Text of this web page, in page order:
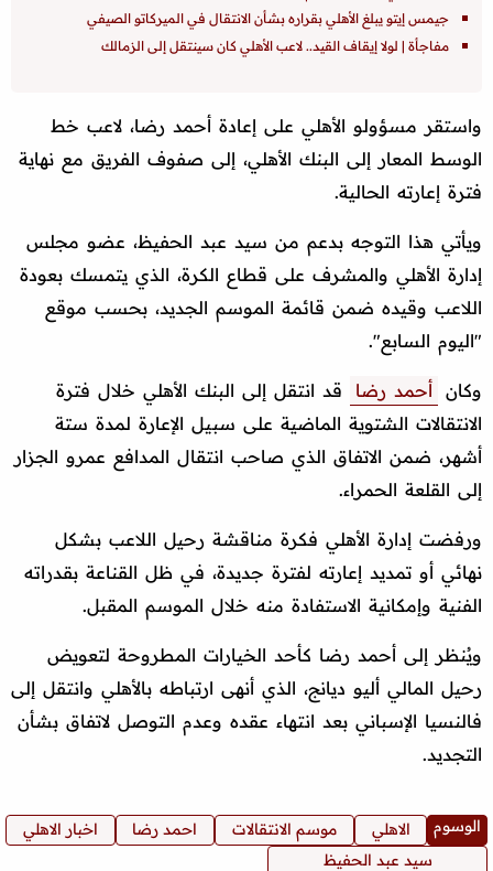
جيمس إيتو يبلغ الأهلي بقراره بشأن الانتقال في الميركاتو الصيفي
مفاجأة | لولا إيقاف القيد.. لاعب الأهلي كان سينتقل إلى الزمالك
واستقر مسؤولو الأهلي على إعادة أحمد رضا، لاعب خط
الوسط المعار إلى البنك الأهلي، إلى صفوف الفريق مع نهاية
فترة إعارته الحالية.
ويأتي هذا التوجه بدعم من سيد عبد الحفيظ، عضو مجلس
إدارة الأهلي والمشرف على قطاع الكرة، الذي يتمسك بعودة
اللاعب وقيده ضمن قائمة الموسم الجديد، بحسب موقع
"اليوم السابع".
وكان أحمد رضا
قد انتقل إلى البنك الأهلي خلال فترة
الانتقالات الشتوية الماضية على سبيل الإعارة لمدة ستة
أشهر، ضمن الاتفاق الذي صاحب انتقال المدافع عمرو الجزار
إلى القلعة الحمراء.
ورفضت إدارة الأهلي فكرة مناقشة رحيل اللاعب بشكل
نهائي أو تمديد إعارته لفترة جديدة، في ظل القناعة بقدراته
الفنية وإمكانية الاستفادة منه خلال الموسم المقبل.
ويُنظر إلى أحمد رضا كأحد الخيارات المطروحة لتعويض
رحيل المالي أليو ديانج، الذي أنهى ارتباطه بالأهلي وانتقل إلى
فالنسيا الإسباني بعد انتهاء عقده وعدم التوصل لاتفاق بشأن
التجديد.
الوسوم الاهلي موسم الانتقالات احمد رضا
اخبار الاهلي
سيد عبد الحفيظ